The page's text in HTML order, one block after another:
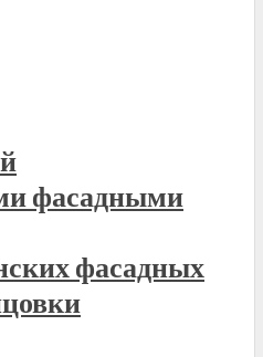
фасадными
фасадных